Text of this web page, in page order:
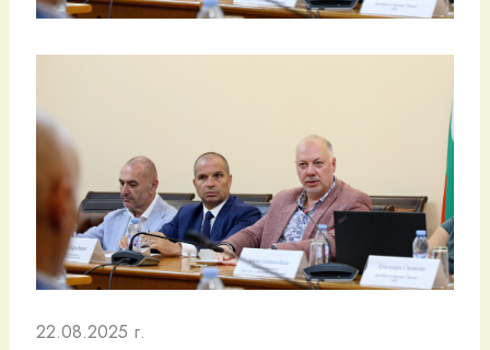
22.08.2025 г.